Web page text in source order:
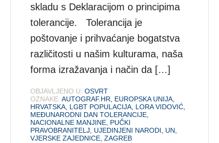
skladu s Deklaracijom o principima
tolerancije. Tolerancija je
poštovanje i prihvaćanje bogatstva
različitosti u našim kulturama, naša
forma izražavanja i način da […]
OBJAVLJENO U: OSVRT
OZNAKE: AUTOGRAF.HR EUROPSKA UNIJA
HRVATSKA LGBT POPULACIJA LORA VIDOVIĆ
MEĐUNARODNI DAN TOLERANCIJE
NACIONALNE MANJINE PUČKI
PRAVOBRANITELJ
UJEDINJENI NARODI UN
VJERSKE ZAJEDNICE ,ZAGREB